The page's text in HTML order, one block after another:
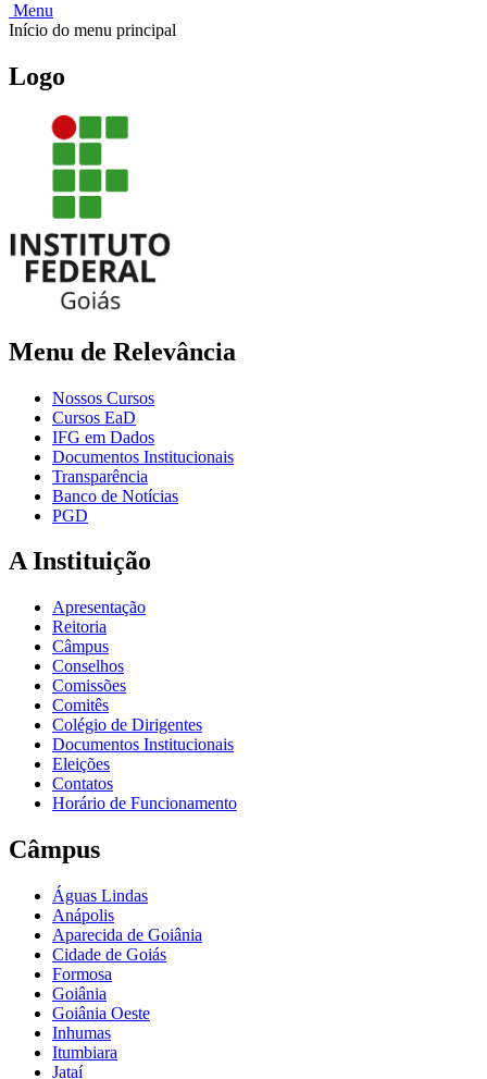
Menu
Início do menu principal
Logo
Menu de Relevância
Nossos Cursos
Cursos EaD
IFG em Dados
Documentos Institucionais
Transparência
Banco de Notícias
PGD
A Instituição
Apresentação
Reitoria
Câmpus
Conselhos
Comissões
Comitês
Colégio de Dirigentes
Documentos Institucionais
Eleições
Contatos
Horário de Funcionamento
Câmpus
Águas Lindas
Anápolis
Aparecida de Goiânia
Cidade de Goiás
Formosa
Goiânia
Goiânia Oeste
Inhumas
Itumbiara
Jataí